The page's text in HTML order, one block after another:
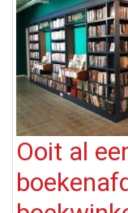
Ooit al